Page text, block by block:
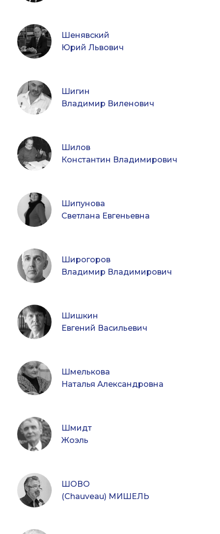
Шенявский
Юрий Львович
Шигин
Владимир Виленович
Шилов
Константин Владимирович
Шипунова
Светлана Евгеньевна
Широгоров
Владимир Владимирович
Шишкин
Евгений Васильевич
Шмелькова
Наталья Александровна
Шмидт
Жоэль
ШОВО
(Chauveau) МИШЕЛЬ